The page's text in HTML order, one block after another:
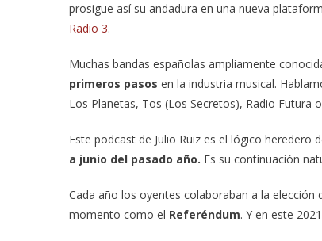
prosigue así su andadura en una nueva
Radio 3.
Muchas bandas españolas ampliamente
primeros pasos en la industria musical.
Los Planetas, Tos (Los Secretos), Radio Futura o
Este podcast de Julio Ruiz es el lógico heredero
a junio del pasado año. Es su continuación
Cada año los oyentes colaboraban a la
momento como el Referéndum. Y en este